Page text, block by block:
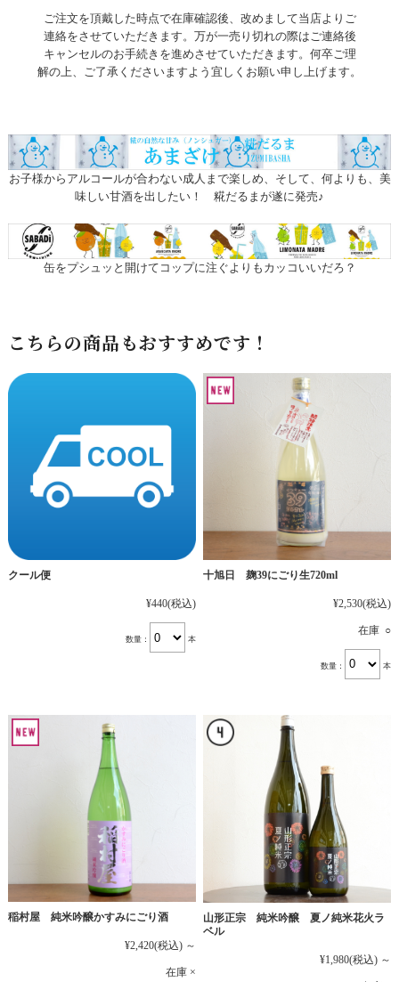
ご注文を頂戴した時点で在庫確認後、改めまして当店よりご
連絡をさせていただきます。万が一売り切れの際はご連絡後
キャンセルのお手続きを進めさせていただきます。何卒ご理
解の上、ご了承くださいますよう宜しくお願い申し上げます。
お子様からアルコールが合わない成人まで楽しめ、そして、何よりも、美
味しい甘酒を出したい！ 糀だるまが遂に発売♪
缶をプシュッと開けてコップに注ぐよりもカッコいいだろ？
こちらの商品もおすすめです！
クール便
¥440(税込)
数量： 本
十旭日 麹39にごり生720ml
¥2,530(税込)
在庫 ○
数量： 本
稲村屋 純米吟醸かすみにごり酒
¥2,420(税込) ～
在庫 ×
山形正宗 純米吟醸 夏ノ純米花火ラ
ベル
¥1,980(税込) ～